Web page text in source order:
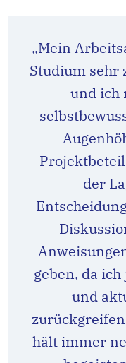
„Mein
Studium sehr
und ich
der
geben, da
und
hält immer